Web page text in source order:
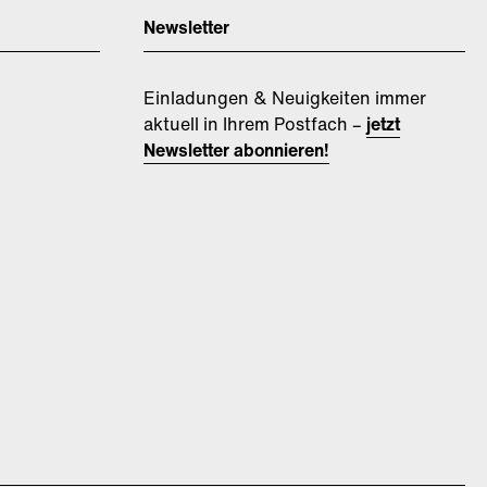
Newsletter
Einladungen & Neuigkeiten immer
aktuell in Ihrem Postfach – jetzt
Newsletter abonnieren!